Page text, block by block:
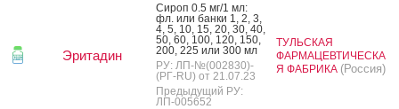
Эритадин
Си­роп 0.5 мг/1 мл:
фл. или бан­ки 1, 2, 3,
4, 5, 10, 15, 20, 30, 40,
50, 60, 100, 120, 150,
200, 225 или 300 мл
РУ: ЛП-№(002830)-
(РГ-RU) от 21.07.23
Предыдущий РУ:
ЛП-005652
ТУЛЬСКАЯ
ФАРМАЦЕВТИЧЕСКА
Я ФАБРИКА (Россия)